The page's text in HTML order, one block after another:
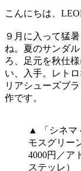
こんにちは、
９月に入って猛
ね。夏のサンダ
ろ、足元を秋仕
い、入手。レト
リアシューズブ
作です。
▲ 「シネマ
モスグリー
4000円／ア
ステッレ）